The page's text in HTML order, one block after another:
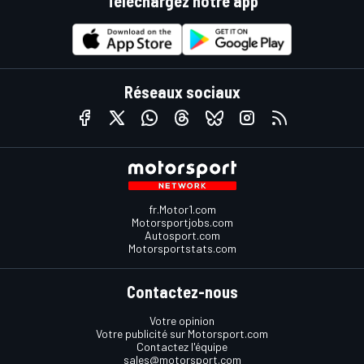
Réseaux sociaux
fr.Motor1.com
Motorsportjobs.com
Autosport.com
Motorsportstats.com
Contactez-nous
Votre opinion
Votre publicité sur Motorsport.com
Contactez l'équipe
sales@motorsport.com